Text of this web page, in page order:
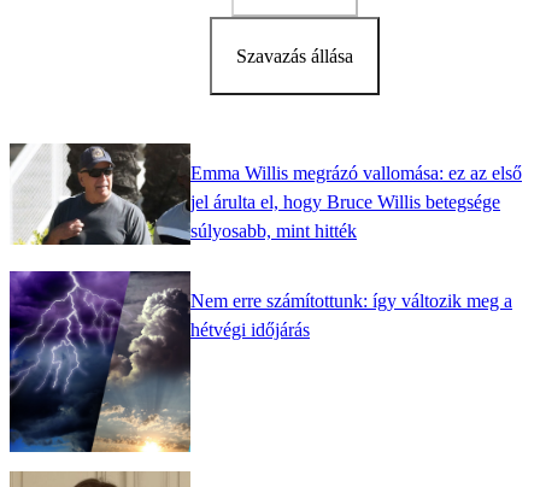
Szavazás állása
Emma Willis megrázó vallomása: ez az első
jel árulta el, hogy Bruce Willis betegsége
súlyosabb, mint hitték
Nem erre számítottunk: így változik meg a
hétvégi időjárás